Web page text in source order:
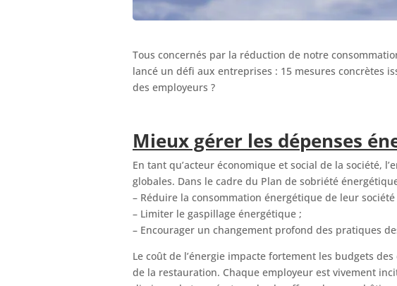
Tous concernés par la réduction de notre
lancé un défi aux entreprises : 15 mesures concrètes
des employeurs ?
Mieux gérer les dépenses
En tant qu’acteur économique et social de la société,
globales. Dans le cadre du Plan de sobriété
– Réduire la consommation énergétique de leur société
– Limiter le gaspillage énergétique ;
– Encourager un changement profond des pratiques
Le coût de l’énergie impacte fortement les budgets
de la restauration. Chaque employeur est vivement